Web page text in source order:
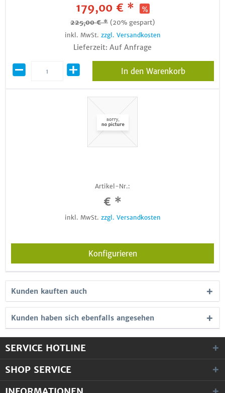
179,00 € *
225,00 € * (20% gespart)
inkl. MwSt. zzgl. Versandkosten
Lieferzeit: Auf Anfrage
In den Warenkorb
Artikel-Nr.:
€ *
inkl. MwSt. zzgl. Versandkosten
Konfigurieren
Kunden kauften auch
Kunden haben sich ebenfalls angesehen
SERVICE HOTLINE
SHOP SERVICE